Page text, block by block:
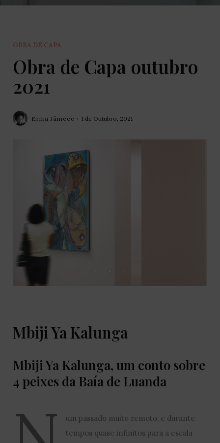
OBRA DE CAPA
Obra de Capa outubro
2021
Erika Jâmece 1 de Outubro, 2021
Mbiji Ya Kalunga
Mbiji Ya Kalunga, um conto sobre
4 peixes da Baía de Luanda
um passado muito remoto, e durante
tempos quase infinitos para a escala